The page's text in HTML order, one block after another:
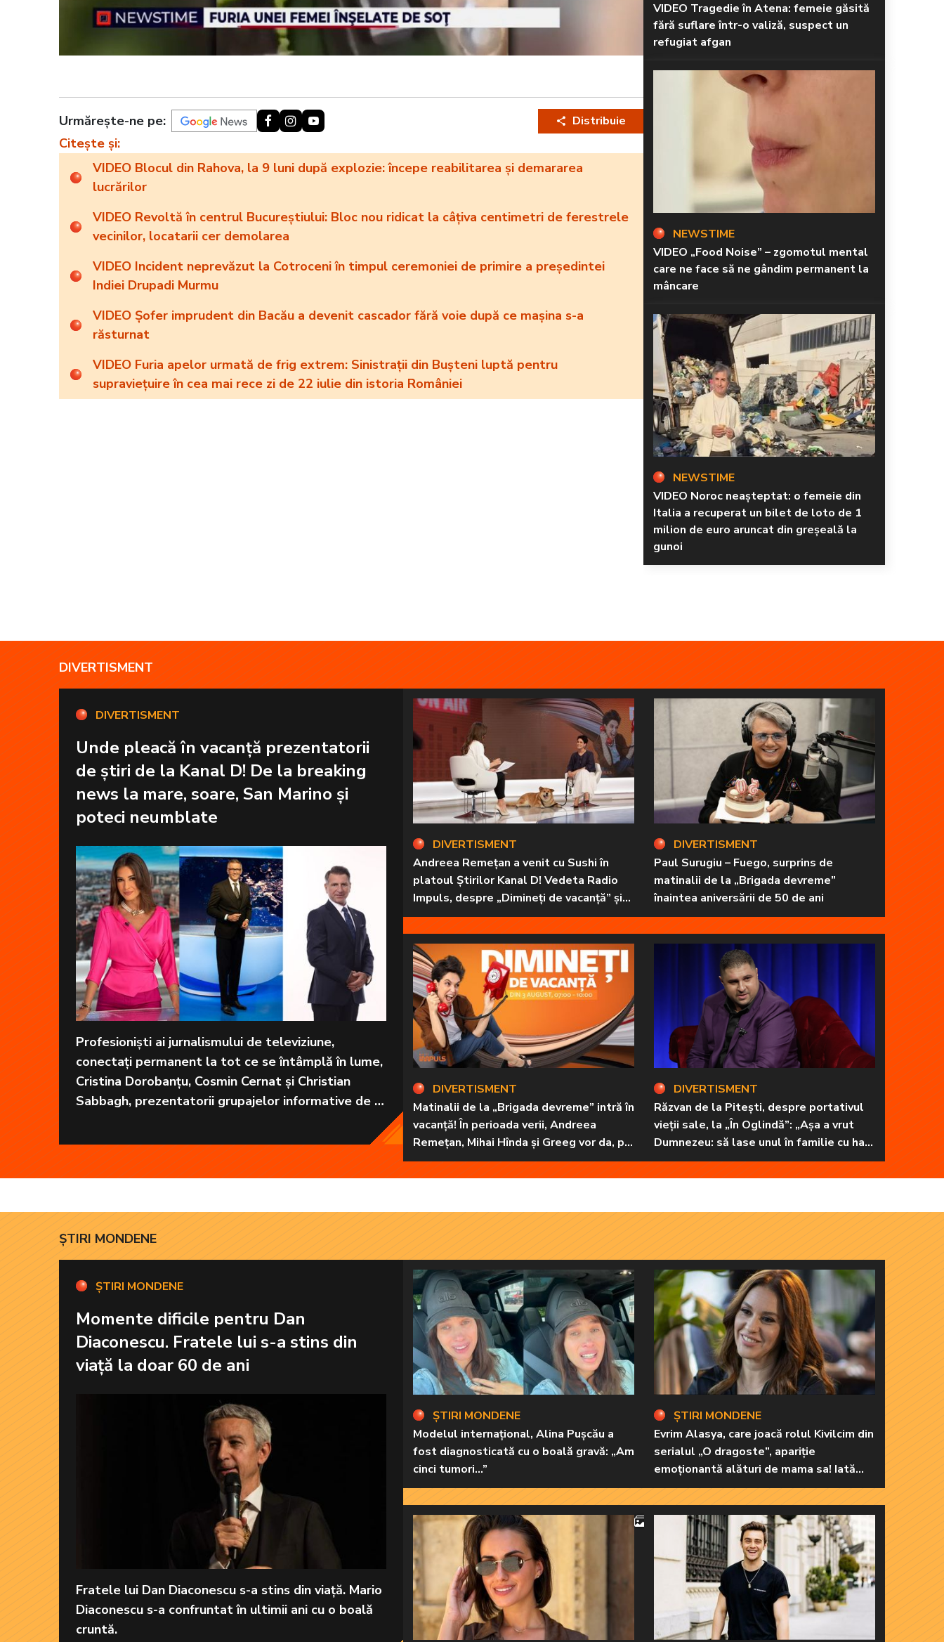
Urmărește-ne pe: Distribuie
Citește și:
VIDEO Blocul din Rahova, la 9 luni după explozie: începe reabilitarea și demararea
lucrărilor
VIDEO Revoltă în centrul Bucureștiului: Bloc nou ridicat la câțiva centimetri de ferestrele
vecinilor, locatarii cer demolarea
VIDEO Incident neprevăzut la Cotroceni în timpul ceremoniei de primire a președintei
Indiei Drupadi Murmu
VIDEO Șofer imprudent din Bacău a devenit cascador fără voie după ce mașina s-a
răsturnat
VIDEO Furia apelor urmată de frig extrem: Sinistrații din Bușteni luptă pentru
supraviețuire în cea mai rece zi de 22 iulie din istoria României
VIDEO Tragedie în Atena: femeie găsită
fără suflare într-o valiză, suspect un
refugiat afgan
NEWSTIME
VIDEO „Food Noise” – zgomotul mental
care ne face să ne gândim permanent la
mâncare
NEWSTIME
VIDEO Noroc neașteptat: o femeie din
Italia a recuperat un bilet de loto de 1
milion de euro aruncat din greșeală la
gunoi
DIVERTISMENT
DIVERTISMENT
Unde pleacă în vacanță prezentatorii
de știri de la Kanal D! De la breaking
news la mare, soare, San Marino și
poteci neumblate
Profesioniști ai jurnalismului de televiziune,
conectați permanent la tot ce se întâmplă în lume,
Cristina Dorobanțu, Cosmin Cernat și Christian
Sabbagh, prezentatorii grupajelor informative de la
DIVERTISMENT
Andreea Remețan a venit cu Sushi în
platoul Știrilor Kanal D! Vedeta Radio
Impuls, despre „Dimineți de vacanță” și
prietena sa necuvântătoare
DIVERTISMENT
Matinalii de la „Brigada devreme” intră în
vacanță! În perioada verii, Andreea
Remețan, Mihai Hînda și Greeg vor da, pe
rând, trezirea cu „Dimineți de vacanță”
DIVERTISMENT
Paul Surugiu – Fuego, surprins de
matinalii de la „Brigada devreme”
înaintea aniversării de 50 de ani
DIVERTISMENT
Răzvan de la Pitești, despre portativul
vieții sale, la „În Oglindă”: „Așa a vrut
Dumnezeu: să lase unul în familie cu har,
harul de a cânta, să poată să ofere
familiei ceea ce-i lipsește”
ȘTIRI MONDENE
ȘTIRI MONDENE
Momente dificile pentru Dan
Diaconescu. Fratele lui s-a stins din
viață la doar 60 de ani
Fratele lui Dan Diaconescu s-a stins din viață. Mario
Diaconescu s-a confruntat în ultimii ani cu o boală
cruntă.
ȘTIRI MONDENE
Modelul internațional, Alina Pușcău a
fost diagnosticată cu o boală gravă: „Am
cinci tumori...”
ȘTIRI MONDENE
Evrim Alasya, care joacă rolul Kivilcim din
serialul „O dragoste”, apariție
emoționantă alături de mama sa! Iată
cum arată cea mai importantă persoană
din viața renumitei actrițe